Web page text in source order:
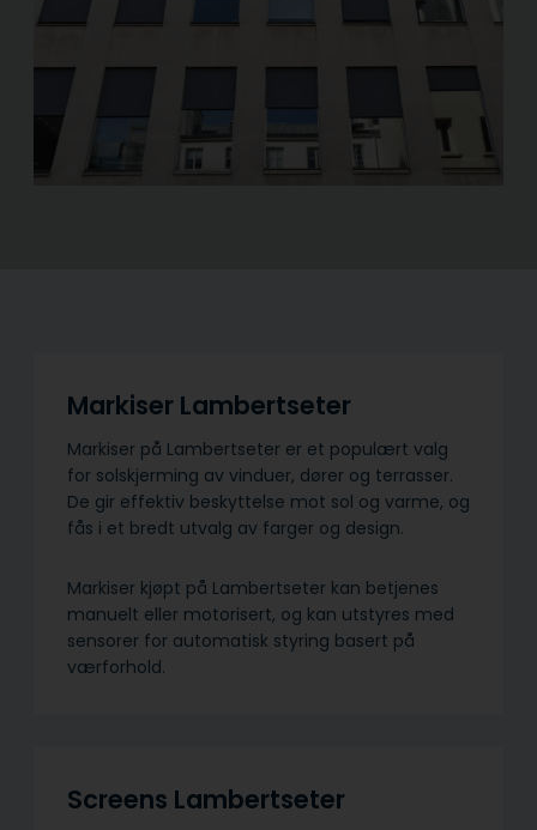
Markiser Lambertseter
Markiser på Lambertseter er et populært valg
for solskjerming av vinduer, dører og terrasser.
De gir effektiv beskyttelse mot sol og varme, og
fås i et bredt utvalg av farger og design.
Markiser kjøpt på Lambertseter kan betjenes
manuelt eller motorisert, og kan utstyres med
sensorer for automatisk styring basert på
værforhold.
Screens Lambertseter